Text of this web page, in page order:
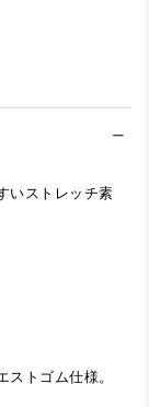
いストレッチ素
ストゴム仕様。